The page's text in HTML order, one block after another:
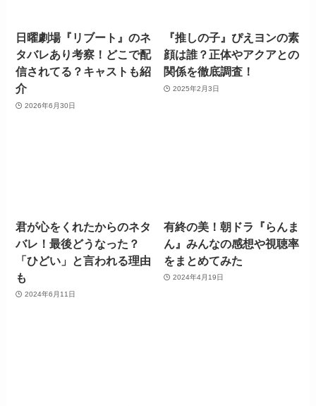
日曜劇場『リブート』のネ
タバレあり考察！どこで配
信されてる？キャストも紹
介
2026年6月30日
『推しの子』ぴえヨンの素
顔は誰？正体やアクアとの
関係を徹底調査！
2025年2月3日
君が心をくれたからのネタ
バレ！最後どうなった？
「ひどい」と言われる理由
も
2024年6月11日
有終の美！朝ドラ『らんま
ん』みんなの感想や視聴率
をまとめてみた
2024年4月19日